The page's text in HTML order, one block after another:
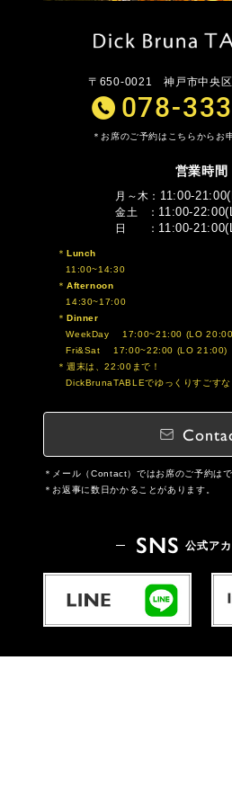
〒650-0021神戸市中央
078-
お席のご予約はこちらからお
営業時間
月～木 11:00-
金土 11:00-
日 11:00-
Lunch
11:00~14:30
Afternoon
14:30~17:00
Dinner
WeekDay 17:00~21:00 (LO
Fri&Sat 17:00~22:00 (LO 21:00)
週末は、22:00まで！
DickBrunaTABLEでゆっくりすごすな
メール（Contact）ではお席のご予約はで
お返事に数日かかることがあります。
SNS 公式ア